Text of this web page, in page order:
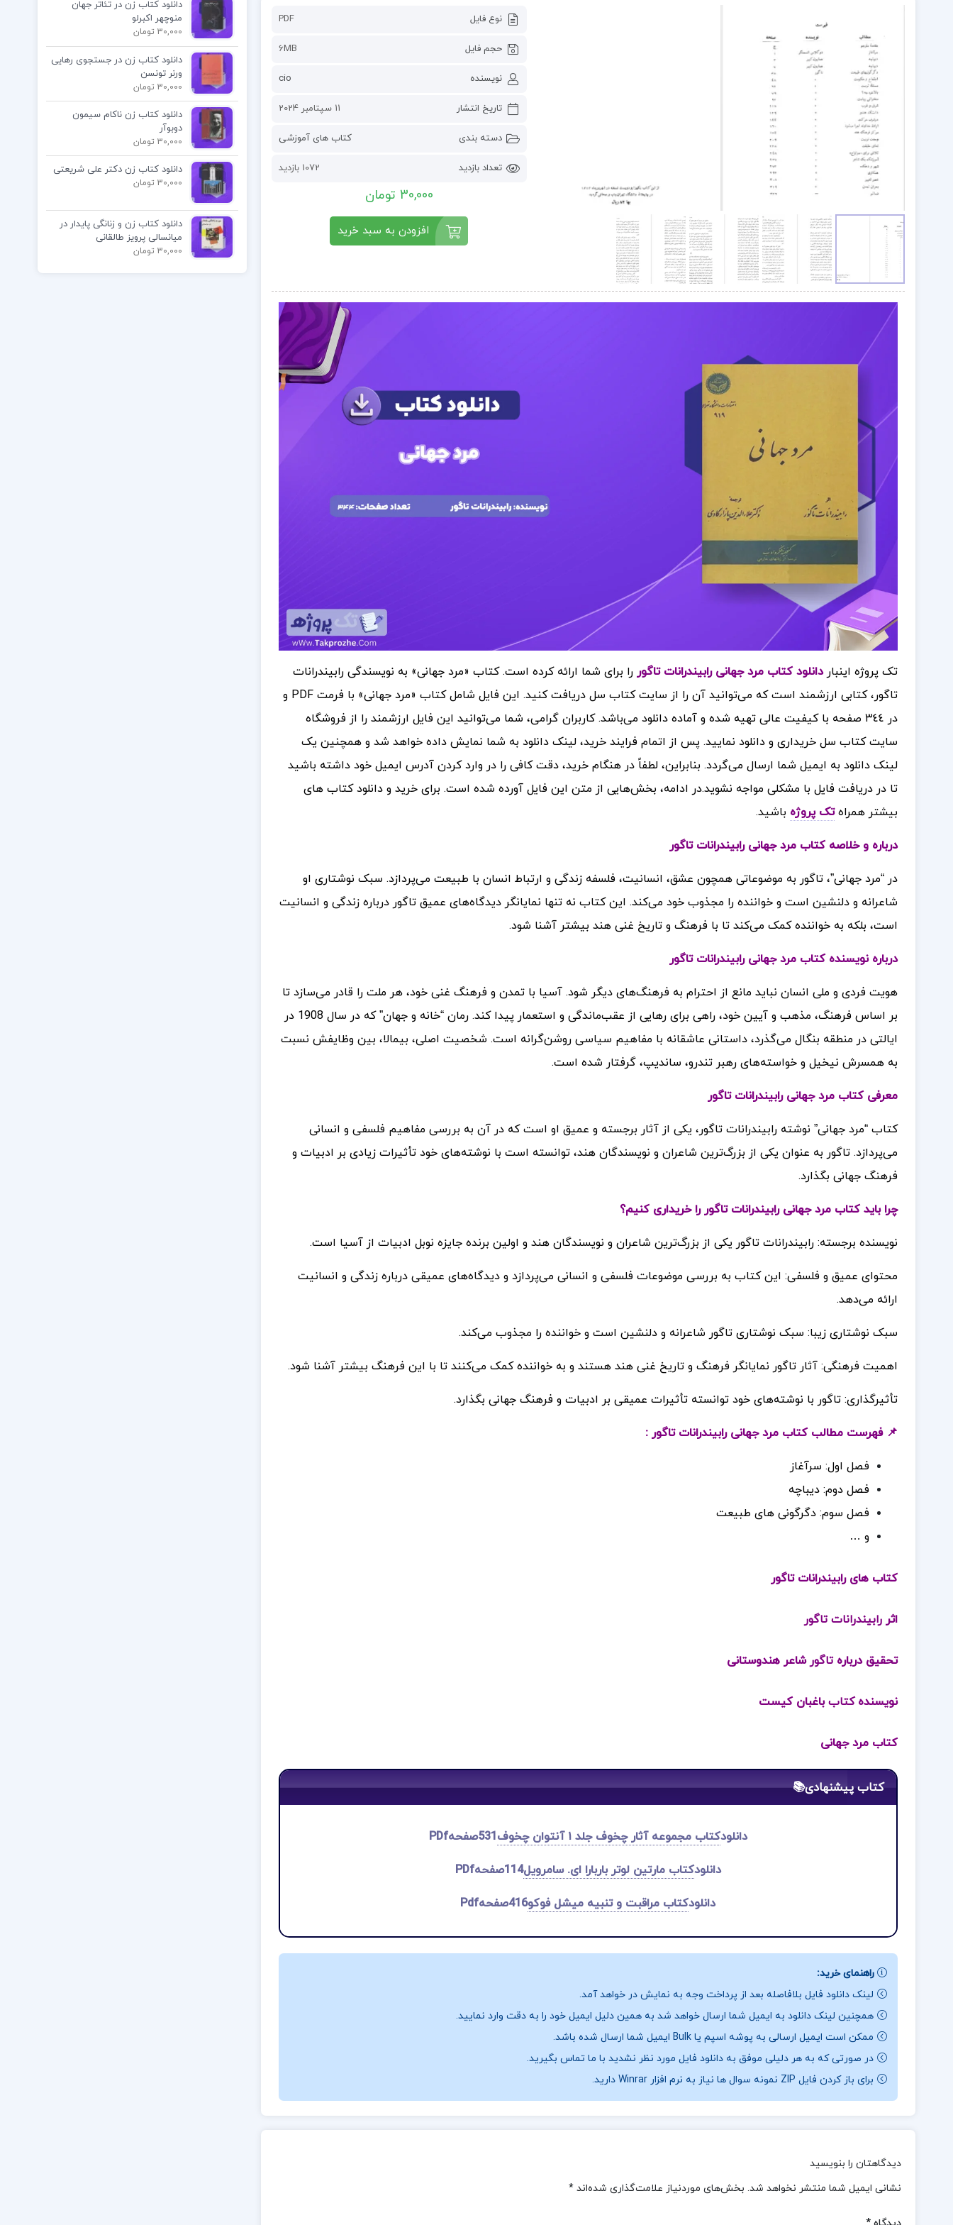
نوع فایل PDF
حجم فایل 6MB
نویسنده cio
تاریخ انتشار 11 سپتامبر 2024
دسته بندی کتاب های آموزشی
تعداد بازدید 1072 بازدید
30,000 تومان
افزودن به سبد خرید
تک پروژه اینبار دانلود کتاب مرد جهانی رابیندرانات تاگوررا برای شما ارائه کرده است.کتاب «مرد جهانی» به نویسندگی رابیندرانات
تاگور، کتابی ارزشمند است که می‌توانید آن را از سایت کتاب سل دریافت کنید. این فایل شامل کتاب «مرد جهانی» با فرمت PDF و
در ٣٤٤ صفحه با کیفیت عالی تهیه شده و آماده دانلود می‌باشد.
کاربران گرامی، شما می‌توانید این فایل ارزشمند را از فروشگاه
سایت کتاب سل خریداری و دانلود نمایید. پس از اتمام فرایند خرید، لینک دانلود به شما نمایش داده خواهد شد و همچنین یک
لینک دانلود به ایمیل شما ارسال می‌گردد. بنابراین، لطفاً در هنگام خرید، دقت کافی را در وارد کردن آدرس ایمیل خود داشته باشید
تا در دریافت فایل با مشکلی مواجه نشوید.در ادامه، بخش‌هایی از متن این فایل آورده شده است. برای خرید و دانلود کتاب های
بیشتر همراهتک پروژه باشید.
درباره و خلاصه کتاب مرد جهانی رابیندرانات تاگور
در “مرد جهانی”، تاگور به موضوعاتی همچون عشق، انسانیت، فلسفه زندگی و ارتباط انسان با طبیعت می‌پردازد. سبک نوشتاری او
شاعرانه و دلنشین است و خواننده را مجذوب خود می‌کند. این کتاب نه تنها نمایانگر دیدگاه‌های عمیق تاگور درباره زندگی و انسانیت
است، بلکه به خواننده کمک می‌کند تا با فرهنگ و تاریخ غنی هند بیشتر آشنا شود.
درباره نویسنده کتاب مرد جهانی رابیندرانات تاگور
هویت فردی و ملی انسان نباید مانع از احترام به فرهنگ‌های دیگر شود. آسیا با تمدن و فرهنگ غنی خود، هر ملت را قادر می‌سازد تا
بر اساس فرهنگ، مذهب و آیین خود، راهی برای رهایی از عقب‌ماندگی و استعمار پیدا کند. رمان “خانه و جهان” که در سال 1908 در
ایالتی در منطقه بنگال می‌گذرد، داستانی عاشقانه با مفاهیم سیاسی روشن‌گرانه است. شخصیت اصلی، بیمالا، بین وظایفش نسبت
به همسرش نیخیل و خواسته‌های رهبر تندرو، ساندیپ، گرفتار شده است.
معرفی کتاب مرد جهانی رابیندرانات تاگور
کتاب “مرد جهانی” نوشته رابیندرانات تاگور، یکی از آثار برجسته و عمیق او است که در آن به بررسی مفاهیم فلسفی و انسانی
می‌پردازد. تاگور به عنوان یکی از بزرگ‌ترین شاعران و نویسندگان هند، توانسته است با نوشته‌های خود تأثیرات زیادی بر ادبیات و
فرهنگ جهانی بگذارد.
چرا باید کتاب مرد جهانی رابیندرانات تاگوررا خریداری کنیم؟
نویسنده برجسته: رابیندرانات تاگور یکی از بزرگ‌ترین شاعران و نویسندگان هند و اولین برنده جایزه نوبل ادبیات از آسیا است.
محتوای عمیق و فلسفی: این کتاب به بررسی موضوعات فلسفی و انسانی می‌پردازد و دیدگاه‌های عمیقی درباره زندگی و انسانیت
ارائه می‌دهد.
سبک نوشتاری زیبا: سبک نوشتاری تاگور شاعرانه و دلنشین است و خواننده را مجذوب می‌کند.
اهمیت فرهنگی: آثار تاگور نمایانگر فرهنگ و تاریخ غنی هند هستند و به خواننده کمک می‌کنند تا با این فرهنگ بیشتر آشنا شود.
تأثیرگذاری: تاگور با نوشته‌های خود توانسته تأثیرات عمیقی بر ادبیات و فرهنگ جهانی بگذارد.
📌 فهرست مطالب کتاب مرد جهانی رابیندرانات تاگور :
فصل اول: سرآغاز
فصل دوم: دیباچه
فصل سوم: دگرگونی های طبیعت
و …
کتاب های رابیندرانات تاگور
اثر رابیندرانات تاگور
تحقیق درباره تاگورشاعر هندوستانی
نویسندهکتابباغبان کیست
کتابمرد جهانی
کتاب پیشنهادی📚
دانلودکتاب مجموعه آثار چخوف جلد ۱ آنتوان چخوف 531صفحهPDf
دانلودکتاب مارتین لوتر باربارا ای. سامرویل114صفحهPDf
دانلودکتاب مراقبت و تنبیه میشل فوکو416صفحهPdf
راهنمای خرید:
لینک دانلود فایل بلافاصله بعد از پرداخت وجه به نمایش در خواهد آمد.
همچنین لینک دانلود به ایمیل شما ارسال خواهد شد به همین دلیل ایمیل خود را به دقت وارد نمایید.
ممکن است ایمیل ارسالی به پوشه اسپم یا Bulk ایمیل شما ارسال شده باشد.
در صورتی که به هر دلیلی موفق به دانلود فایل مورد نظر نشدید با ما تماس بگیرید.
برای باز کردن فایل ZIP نمونه سوال ها نیاز به نرم افزار Winrar دارید.
دیدگاهتان را بنویسید
نشانی ایمیل شما منتشر نخواهد شد. بخش‌های موردنیاز علامت‌گذاری شده‌اند*
دانلود کتاب زن در تئاتر جهان
منوچهر اکبرلو
30,000 تومان
دانلود کتاب زن در جستجوی رهایی
ورنر تونسن
30,000 تومان
دانلود کتاب زن ناکام سیمون
دوبوآر
30,000 تومان
دانلود کتاب زن دکتر علی شریعتی
30,000 تومان
دانلود کتاب زن و زنانگی پایدار در
میانسالی پرویز طالقانی
30,000 تومان